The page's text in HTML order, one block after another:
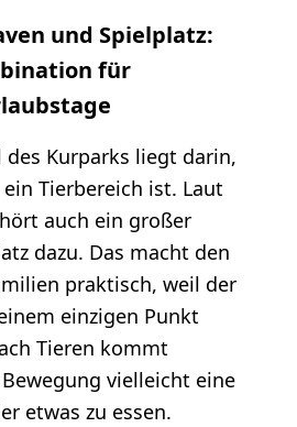
und Spielplatz:
für
Kurparks liegt darin,
Tierbereich ist. Laut
auch ein großer
dazu. Das macht den
praktisch, weil der
einzigen Punkt
Tieren kommt
vielleicht eine
etwas zu essen.